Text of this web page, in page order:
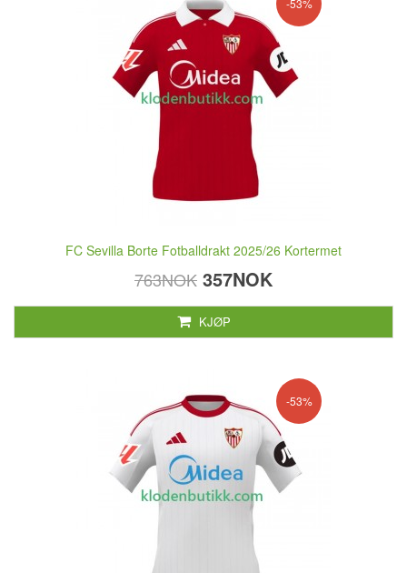
-53%
FC Sevilla Borte Fotballdrakt 2025/26 Kortermet
763NOK 357NOK
KJØP
-53%